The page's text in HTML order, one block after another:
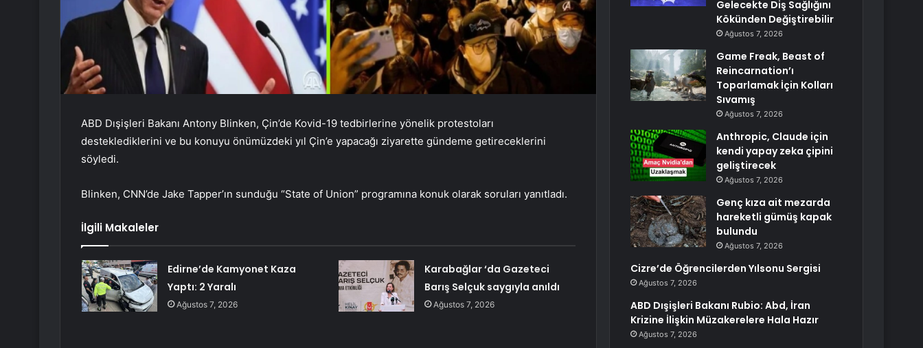
ABD Dışişleri Bakanı Antony Blinken, Çin’de Kovid-19 tedbirlerine yönelik protestoları
desteklediklerini ve bu konuyu önümüzdeki yıl Çin’e yapacağı ziyarette gündeme getireceklerini
söyledi.
Blinken, CNN’de Jake Tapper’ın sunduğu “State of Union” programına konuk olarak soruları yanıtladı.
İlgili Makaleler
Edirne’de Kamyonet Kaza
Yaptı: 2 Yaralı
Ağustos 7, 2026
Karabağlar ‘da Gazeteci
Barış Selçuk saygıyla anıldı
Ağustos 7, 2026
Gelecekte Diş Sağlığını
Kökünden Değiştirebilir
Ağustos 7, 2026
Game Freak, Beast of
Reincarnation’ı
Toparlamak İçin Kolları
Sıvamış
Ağustos 7, 2026
Anthropic, Claude için
kendi yapay zeka çipini
geliştirecek
Ağustos 7, 2026
Genç kıza ait mezarda
hareketli gümüş kapak
bulundu
Ağustos 7, 2026
Cizre’de Öğrencilerden Yılsonu Sergisi
Ağustos 7, 2026
ABD Dışişleri Bakanı Rubio: Abd, İran
Krizine İlişkin Müzakerelere Hala Hazır
Ağustos 7, 2026